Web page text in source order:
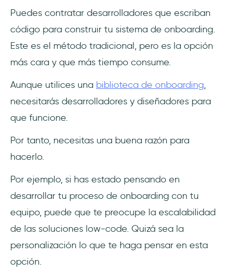
Puedes contratar desarrolladores que escriban
código para construir tu sistema de onboarding.
Este es el método tradicional, pero es la opción
más cara y que más tiempo consume.
Aunque utilices una biblioteca de onboarding,
necesitarás desarrolladores y diseñadores para
que funcione.
Por tanto, necesitas una buena razón para
hacerlo.
Por ejemplo, si has estado pensando en
desarrollar tu proceso de onboarding con tu
equipo, puede que te preocupe la escalabilidad
de las soluciones low-code. Quizá sea la
personalización lo que te haga pensar en esta
opción.